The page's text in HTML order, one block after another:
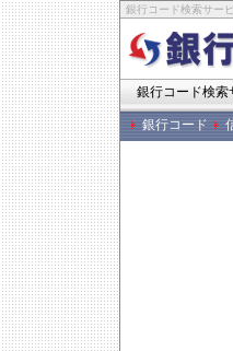
銀行コード検索サー
銀行コード検索
銀行コード